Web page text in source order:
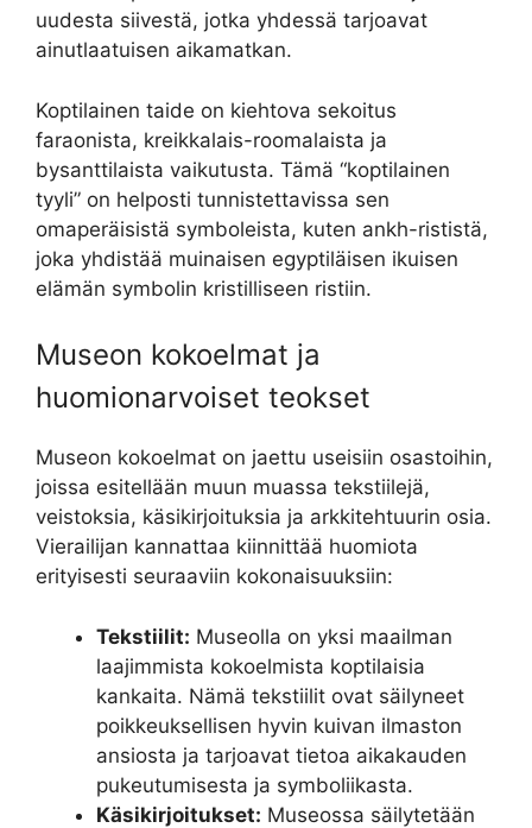
uudesta siivestä, jotka yhdessä tarjoavat
ainutlaatuisen aikamatkan.
Koptilainen taide on kiehtova sekoitus
faraonista, kreikkalais-roomalaista ja
bysanttilaista vaikutusta. Tämä “koptilainen
tyyli” on helposti tunnistettavissa sen
omaperäisistä symboleista, kuten ankh-rististä,
joka yhdistää muinaisen egyptiläisen ikuisen
elämän symbolin kristilliseen ristiin.
Museon kokoelmat ja
huomionarvoiset teokset
Museon kokoelmat on jaettu useisiin osastoihin,
joissa esitellään muun muassa tekstiilejä,
veistoksia, käsikirjoituksia ja arkkitehtuurin osia.
Vierailijan kannattaa kiinnittää huomiota
erityisesti seuraaviin kokonaisuuksiin:
Tekstiilit: Museolla on yksi maailman
laajimmista kokoelmista koptilaisia
kankaita. Nämä tekstiilit ovat säilyneet
poikkeuksellisen hyvin kuivan ilmaston
ansiosta ja tarjoavat tietoa aikakauden
pukeutumisesta ja symboliikasta.
Käsikirjoitukset: Museossa säilytetään